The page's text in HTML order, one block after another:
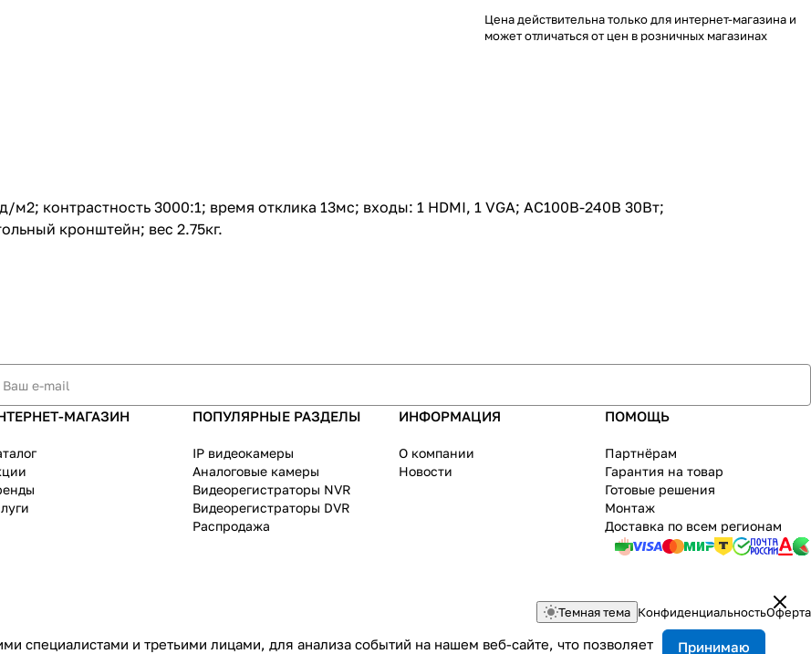
Цена действительна только для интернет-магазина и
может отличаться от цен в розничных магазинах
м2; контрастность 3000:1; время отклика 13мс; входы: 1 HDMI, 1 VGA; AC100В-240В 30Вт;
кронштейн; вес 2.75кг.
МАГАЗИН ПОПУЛЯРНЫЕ РАЗДЕЛЫ
IP видеокамеры
Аналоговые камеры
Видеорегистраторы NVR
Видеорегистраторы DVR
Распродажа
ИНФОРМАЦИЯ
О компании
Новости
ПОМОЩЬ
Партнёрам
Гарантия на товар
Готовые решения
Монтаж
Доставка по всем регионам
Темная тема КонфиденциальностьОферта
специалистами и третьими лицами, для анализа событий на нашем веб-сайте, что позволяет Принимаю